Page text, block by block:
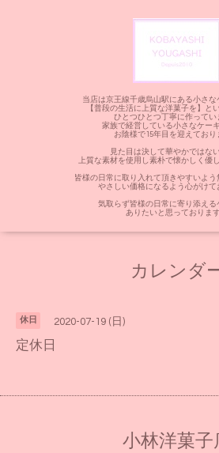
当店は京王線千歳烏山駅にある小さな
【普段の生活に上質な洋菓子を】と
ひとつひとつ丁寧に作ってい
家族で経営している小さなケー
お陰様で15年目を迎えており
見た目は決して華やかではな
上質な素材を使用し素朴で懐かしく優
皆様の日常に取り入れて頂きやすいよう
やさしい価格になるよう心がけて
気取らず皆様の日常に寄り添える
ありたいと思っております
カレンダ
休日 2020-07-19 (日)
定休日
小林洋菓子